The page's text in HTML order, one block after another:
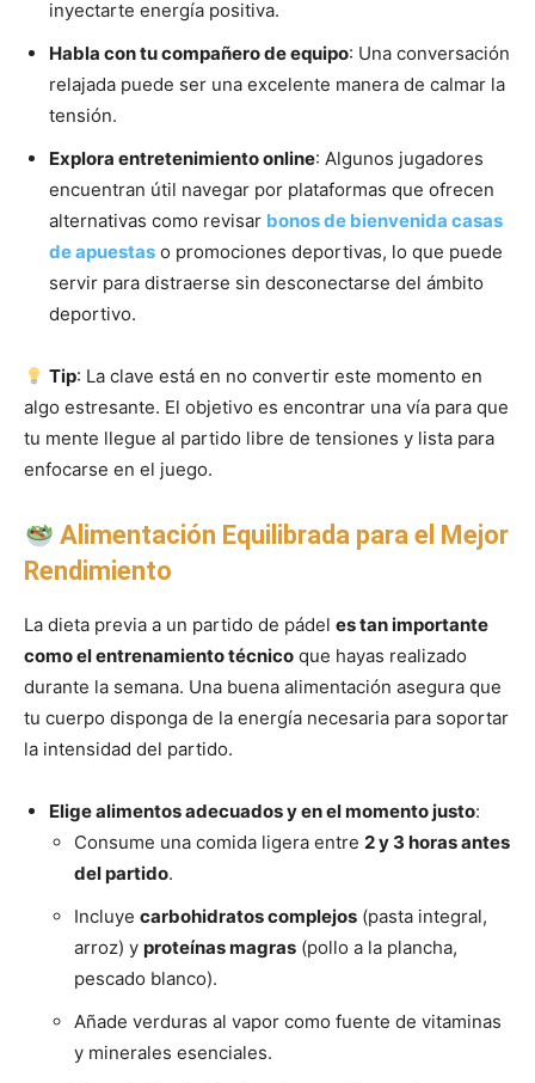
inyectarte energía positiva.
Habla con tu compañero de equipo: Una conversación
relajada puede ser una excelente manera de calmar la
tensión.
Explora entretenimiento online: Algunos jugadores
encuentran útil navegar por plataformas que ofrecen
alternativas como revisar bonos de bienvenida casas
de apuestas o promociones deportivas, lo que puede
servir para distraerse sin desconectarse del ámbito
deportivo.
Tip: La clave está en no convertir este momento en
algo estresante. El objetivo es encontrar una vía para que
tu mente llegue al partido libre de tensiones y lista para
enfocarse en el juego.
Alimentación Equilibrada para el Mejor
Rendimiento
La dieta previa a un partido de pádel es tan importante
como el entrenamiento técnico que hayas realizado
durante la semana. Una buena alimentación asegura que
tu cuerpo disponga de la energía necesaria para soportar
la intensidad del partido.
Elige alimentos adecuados y en el momento justo:
Consume una comida ligera entre 2 y 3 horas antes
del partido.
Incluye carbohidratos complejos (pasta integral,
arroz) y proteínas magras (pollo a la plancha,
pescado blanco).
Añade verduras al vapor como fuente de vitaminas
y minerales esenciales.